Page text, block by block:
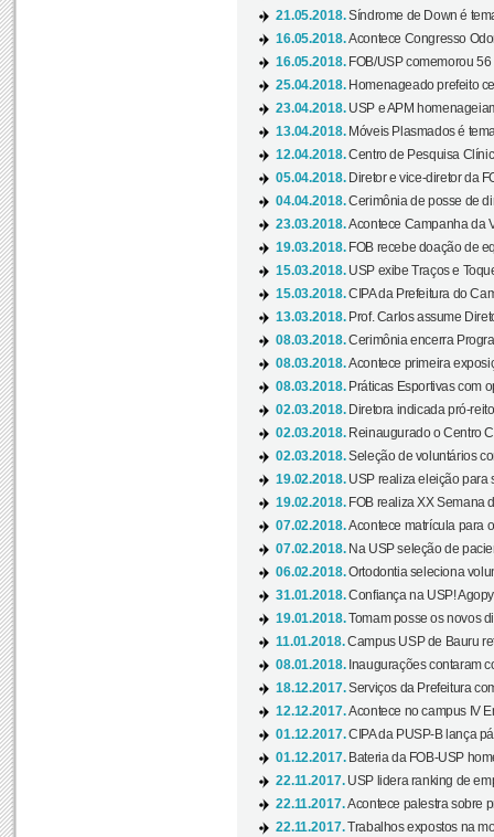
21.05.2018.Síndrome de Down é
16.05.2018.Acontece Congresso
16.05.2018. FOB/USP comemorou
25.04.2018. Homenageado prefeito
23.04.2018. USP e APM
13.04.2018. Móveis Plasmados é
12.04.2018.Centro de Pesquisa
05.04.2018. Diretor e vice-diretor da
04.04.2018.Cerimônia de posse de
23.03.2018.Acontece Campanha da
19.03.2018. FOB recebe doação de
15.03.2018. USP exibe Traços e
15.03.2018.CIPA da Prefeitura do
13.03.2018. Prof. Carlos assume
08.03.2018.Cerimônia encerra
08.03.2018.Acontece primeira
08.03.2018. Práticas Esportivas com
02.03.2018. Diretora indicada pró-
02.03.2018. Reinaugurado o Centro
02.03.2018.Seleção de voluntários
19.02.2018. USP realiza eleição para
19.02.2018. FOB realiza XX Semana
07.02.2018.Acontece matrícula para
07.02.2018. Na USP seleção de
06.02.2018.Ortodontia seleciona
31.01.2018.Confiança na USP!
19.01.2018.Tomam posse os novos
11.01.2018.Campus USP de Bauru
08.01.2018. Inaugurações contaram
18.12.2017.Serviços da Prefeitura
12.12.2017.Acontece no campus IV
01.12.2017.CIPA da PUSP-B lança
01.12.2017. Bateria da FOB-USP
22.11.2017. USP lidera ranking de
22.11.2017.Acontece palestra sobre
22.11.2017.Trabalhos expostos na